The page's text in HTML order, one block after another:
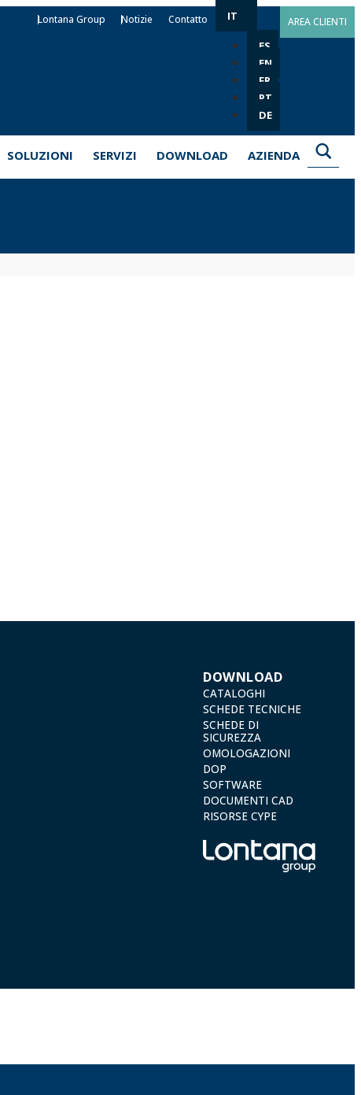
Lontana Group Notizie Contatto IT
ES
EN
FR
PT
DE
AREA CLIENTI
SOLUZIONI SERVIZI DOWNLOAD AZIENDA
DOWNLOAD
CATALOGHI
SCHEDE TECNICHE
SCHEDE DI
SICUREZZA
OMOLOGAZIONI
DOP
SOFTWARE
DOCUMENTI CAD
RISORSE CYPE